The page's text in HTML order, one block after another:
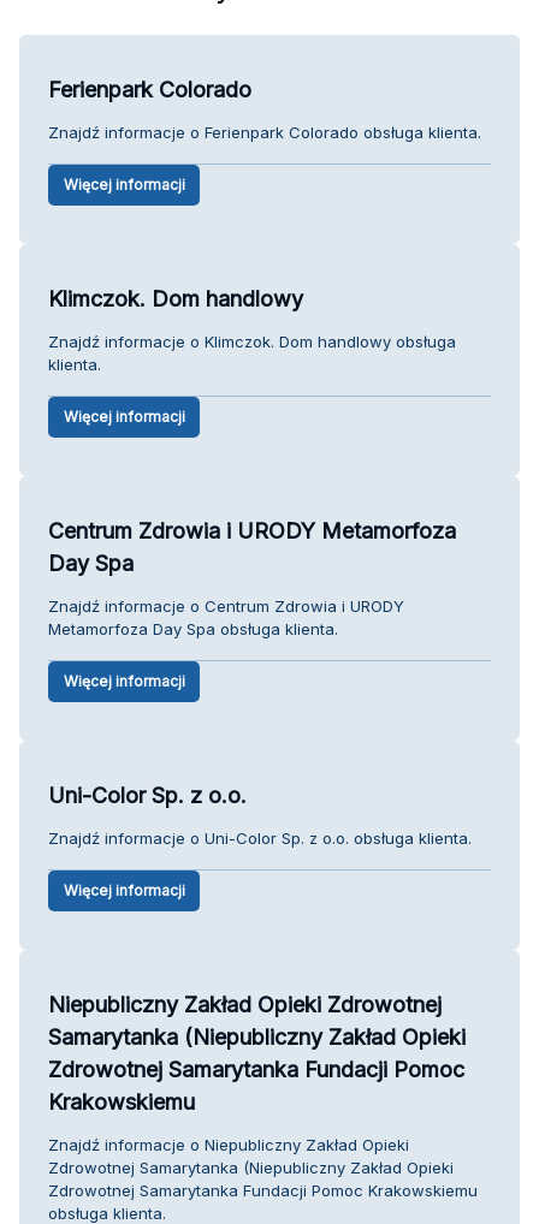
Ferienpark Colorado
Znajdź informacje o Ferienpark Colorado obsługa klienta.
Więcej informacji
Klimczok. Dom handlowy
Znajdź informacje o Klimczok. Dom handlowy obsługa
klienta.
Więcej informacji
Centrum Zdrowia i URODY Metamorfoza
Day Spa
Znajdź informacje o Centrum Zdrowia i URODY
Metamorfoza Day Spa obsługa klienta.
Więcej informacji
Uni-Color Sp. z o.o.
Znajdź informacje o Uni-Color Sp. z o.o. obsługa klienta.
Więcej informacji
Niepubliczny Zakład Opieki Zdrowotnej
Samarytanka (Niepubliczny Zakład Opieki
Zdrowotnej Samarytanka Fundacji Pomoc
Krakowskiemu
Znajdź informacje o Niepubliczny Zakład Opieki
Zdrowotnej Samarytanka (Niepubliczny Zakład Opieki
Zdrowotnej Samarytanka Fundacji Pomoc Krakowskiemu
obsługa klienta.